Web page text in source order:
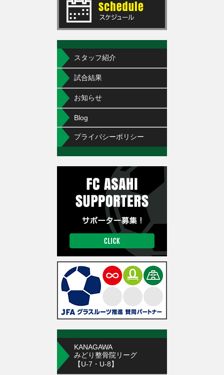
スタッフ紹介
試合結果
お知らせ
Blog
プライバシーポリシー
KANAGAWA
みどり整骨院リーグ
【U-7・U-8】